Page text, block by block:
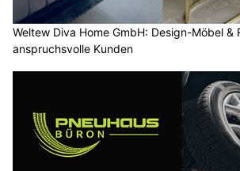
Weltew Diva Home GmbH: Design-Möbel &
anspruchsvolle Kunden